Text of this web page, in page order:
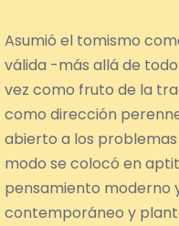
Asumió el tomismo
válida -más allá de
vez como fruto de la
como dirección
abierto a los
modo se colocó en
pensamiento moderno
contemporáneo y